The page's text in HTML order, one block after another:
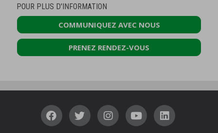
POUR PLUS D'INFORMATION
COMMUNIQUEZ AVEC NOUS
PRENEZ RENDEZ-VOUS